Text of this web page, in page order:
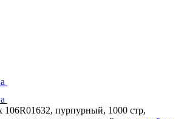
пурпурный, 1000 стр,